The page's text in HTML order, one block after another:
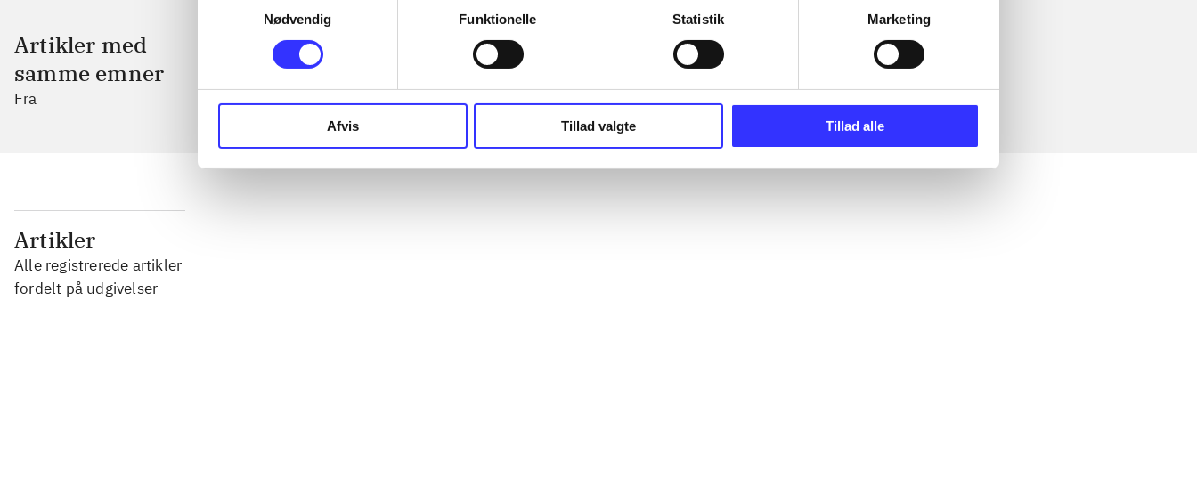
Nødvendig
Funktionelle Statistik Marketing
Afvis Tillad valgte Tillad alle
Artikler med
samme emner
Fra
Artikler
Alle registrerede artikler
fordelt på udgivelser